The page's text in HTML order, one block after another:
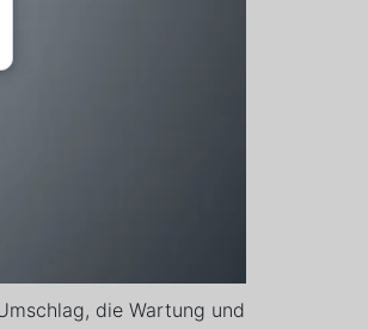
die Wartung und